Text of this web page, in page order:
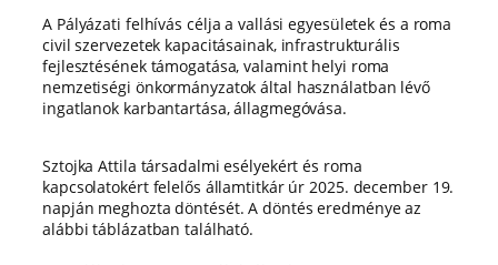
A Pályázati felhívás célja a vallási egyesületek és a roma
civil szervezetek kapacitásainak, infrastrukturális
fejlesztésének támogatása, valamint helyi roma
nemzetiségi önkormányzatok által használatban lévő
ingatlanok karbantartása, állagmegóvása.
Sztojka Attila társadalmi esélyekért és roma
kapcsolatokért felelős államtitkár úr 2025. december 19.
napján meghozta döntését. A döntés eredménye az
alábbi táblázatban található.